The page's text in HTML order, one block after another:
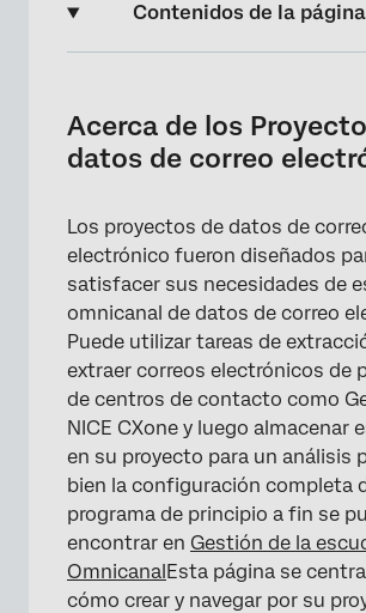
Contenidos de la página
Creación de un proyecto de datos
electrónico
Navegación por Proyectos de
correo electrónico
Datos y análisis en Proyectos de
correo electrónico
Uso de la pestaña Flujos de trabajo
Colaboración en Proyectos de
correo electrónico
Acerca de los
datos de correo
Los proyectos de datos de
electrónico fueron diseñados
satisfacer sus necesidades de
omnicanal de datos de correo
Puede utilizar tareas de
extraer correos electrónicos de
de centros de contacto como
NICE CXone y luego almacenar
en su proyecto para un análisis
bien la configuración completa
programa de principio a fin se
encontrar en Gestión de la
OmnicanalEsta página se
cómo crear y navegar por su